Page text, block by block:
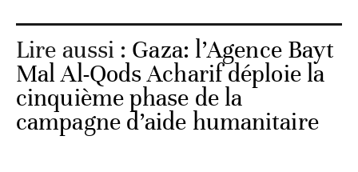
Lire aussi : Gaza: l’Agence Bayt
Mal Al-Qods Acharif déploie la
cinquième phase de la
campagne d’aide humanitaire